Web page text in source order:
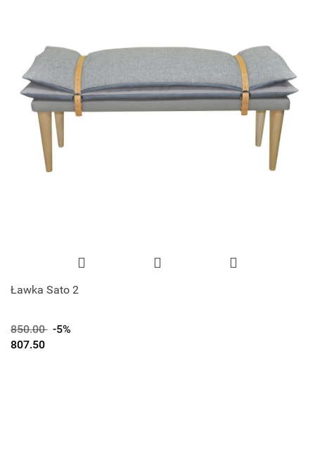
Ławka Sato 2
850.00 -5%
807.50